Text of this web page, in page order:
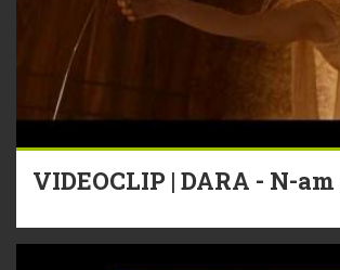
VIDEOCLIP | DARA - N-